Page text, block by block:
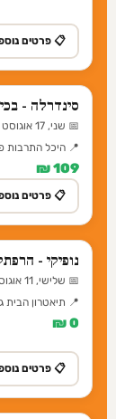
📋 פרטים
סינדרלה -
📅 שני, 17 אוגוסט ⏰ 17:30
📍 היכל התרבות
109 ₪
📋 פרטים
נופיקי -
📅 שלישי, 11 אוגוסט ⏰ 17:30
📍 תיאטרון הבית
0 ₪
📋 פרטים